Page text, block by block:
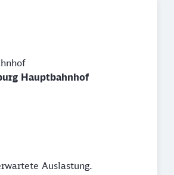
Hauptbahnhof
Auslastung.